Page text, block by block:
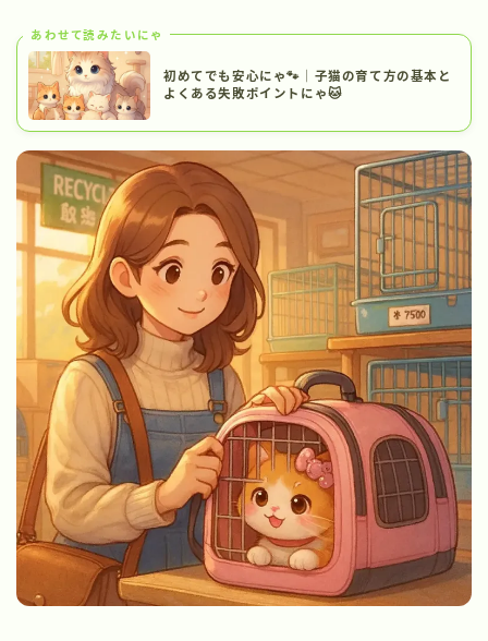
あわせて読みたいにゃ
初めてでも安心にゃ🐾｜子猫の育て方の基本と
よくある失敗ポイントにゃ🐱